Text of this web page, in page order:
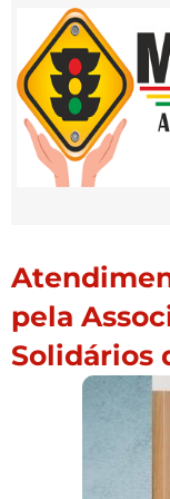
pela
Solidários